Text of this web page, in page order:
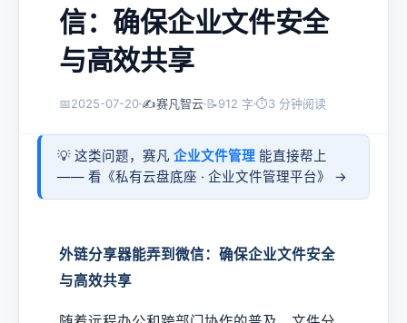
信：确保企业文件安全
与高效共享
📅2025-07-20 ✍️赛凡智云 📝912 字 ⏱3 分钟阅读
💡 这类问题，赛凡 企业文件管理 能直接帮上
—— 看《私有云盘底座 · 企业文件管理平台》 →
外链分享器能弄到微信：确保企业文件安全
与高效共享